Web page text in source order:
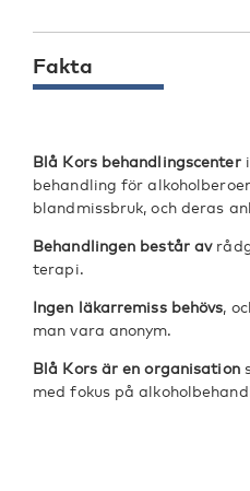
Fakta
Blå Kors behandlingscenteri
behandling för
blandmissbruk, och deras
Behandlingen består av
terapi.
Ingen läkarremiss behövs,
man vara anonym.
Blå Kors är en organisation
med fokus på